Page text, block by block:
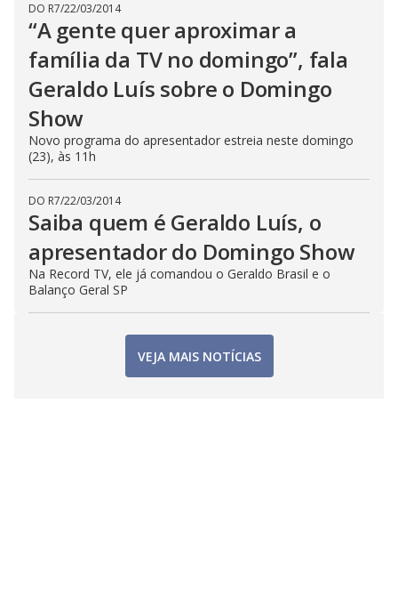
DO R7/22/03/2014
“A gente quer aproximar a
família da TV no domingo”, fala
Geraldo Luís sobre o Domingo
Show
Novo programa do apresentador estreia neste domingo
(23), às 11h
DO R7/22/03/2014
Saiba quem é Geraldo Luís, o
apresentador do Domingo Show
Na Record TV, ele já comandou o Geraldo Brasil e o
Balanço Geral SP
VEJA MAIS NOTÍCIAS